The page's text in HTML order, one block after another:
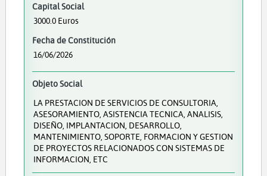
Capital Social
3000.0 Euros
Fecha de Constitución
16/06/2026
Objeto Social
LA PRESTACION DE SERVICIOS DE CONSULTORIA,
ASESORAMIENTO, ASISTENCIA TECNICA, ANALISIS,
DISEÑO, IMPLANTACION, DESARROLLO,
MANTENIMIENTO, SOPORTE, FORMACION Y GESTION
DE PROYECTOS RELACIONADOS CON SISTEMAS DE
INFORMACION, ETC